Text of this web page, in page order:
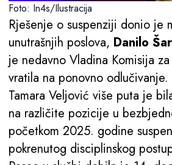
Foto: In4s/Ilustracija
Rješenje o suspenziji donio je
unutrašnjih poslova, Danilo
je nedavno Vladina Komisija
vratila na ponovno odlučivanje.
Tamara Veljović više puta je
na različite pozicije u
početkom 2025. godine
pokrenutog disciplinskog